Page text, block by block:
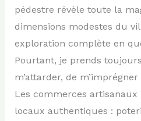
pédestre révèle toute la
dimensions modestes du
exploration complète en
Pourtant, je prends
m’attarder, de
Les commerces
locaux authentiques :